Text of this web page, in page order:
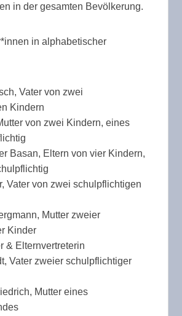
in der gesamten Bevölkerung.
in alphabetischer
Vater von zwei
Kindern
von zwei Kindern, eines
Basan, Eltern von vier Kindern,
Vater von zwei schulpflichtigen
Mutter zweier
Kinder
& Elternvertreterin
Vater zweier schulpflichtiger
Mutter eines